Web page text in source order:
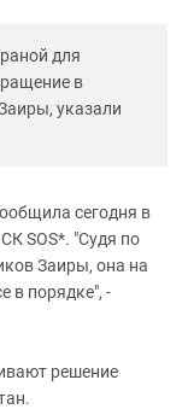
для
в
указали
сегодня в
SOS*. "Судя по
Заиры, она на
в порядке", -
решение